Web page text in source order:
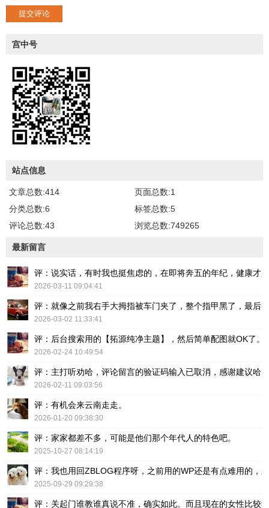
提交评论
宫中号
站点信息
文章总数:414
页面总数:1
分类总数:6
标签总数:5
评论总数:43
浏览总数:749265
最新留言
评：说实话，有时我也挺焦虑的，在即将奔五的年纪，健康才
2026-03-11 09:04:41
评：就像之前我右手大拇指被车门夹了，整个指甲黑了，最后
2026-03-02 11:33:41
评：后台搜索用的【拓源纯净主题】，然后简单配图就OK了。
2026-02-24 10:49:54
评：主打听劝哈，评论留言的验证码输入已取消，感谢建议哈！
2026-02-11 09:03:56
评：有机会来云南走走。
2026-01-20 09:38:30
评：家家都差不多，可能是他们那个年代人的特色吧。
2025-10-27 08:14:19
评：我也用回ZBLOG程序呀，之前用的WP还是有点难用的，
2025-09-29 09:29:38
评：关起门谁教谁真说不准，确实如此。而且现在的女性比较